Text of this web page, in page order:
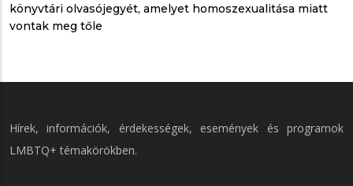
könyvtári olvasójegyét, amelyet homoszexualitása miatt
vontak meg tőle
Hírek, információk, érdekességek, események és programok
LMBTQ+ témakörökben.